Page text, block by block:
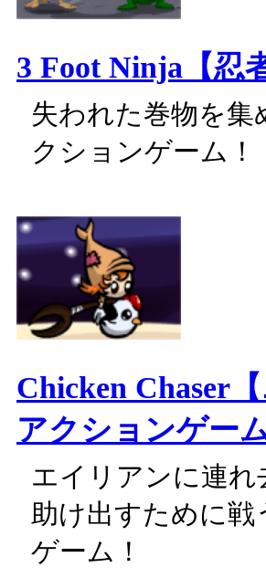
3 Foot Ninja【忍
失われた巻物を集
クションゲーム！
Chicken Chaser
アクションゲーム
エイリアンに連
助け出すために
ゲーム！